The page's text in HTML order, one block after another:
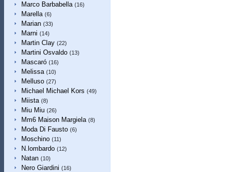
Marco Barbabella (16)
Marella (6)
Marian (33)
Marni (14)
Martin Clay (22)
Martini Osvaldo (13)
Mascaró (16)
Melissa (10)
Melluso (27)
Michael Michael Kors (49)
Miista (8)
Miu Miu (26)
Mm6 Maison Margiela (8)
Moda Di Fausto (6)
Moschino (11)
N.lombardo (12)
Natan (10)
Nero Giardini (16)